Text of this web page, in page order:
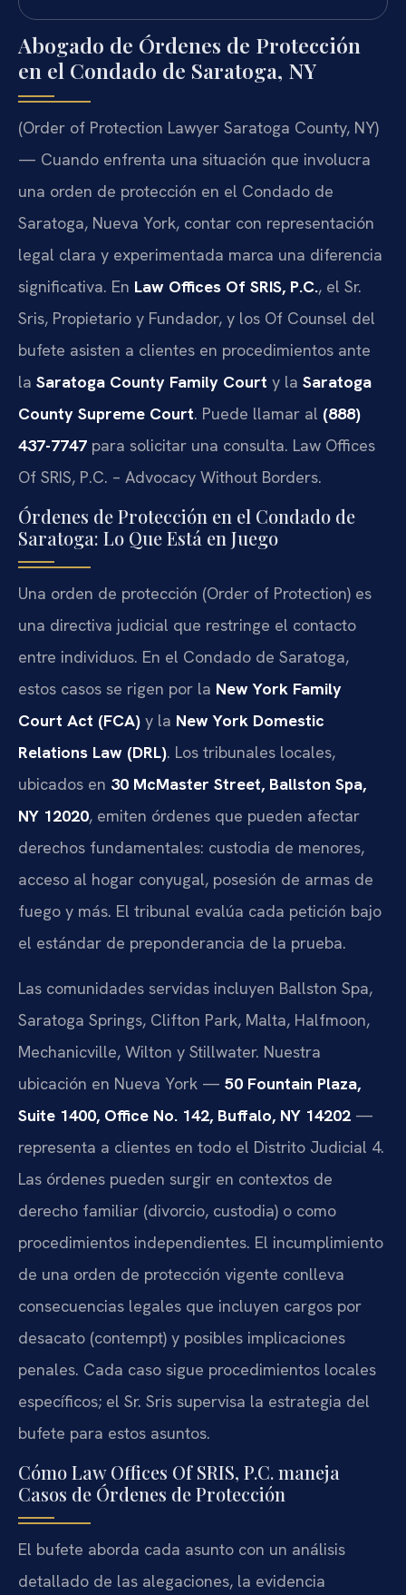
Abogado de Órdenes de Protección
en el Condado de Saratoga, NY
(Order of Protection Lawyer Saratoga County, NY)
— Cuando enfrenta una situación que involucra
una orden de protección en el Condado de
Saratoga, Nueva York, contar con representación
legal clara y experimentada marca una diferencia
significativa. En Law Offices Of SRIS, P.C., el Sr.
Sris, Propietario y Fundador, y los Of Counsel del
bufete asisten a clientes en procedimientos ante
la Saratoga County Family Court y la Saratoga
County Supreme Court. Puede llamar al (888)
437-7747 para solicitar una consulta. Law Offices
Of SRIS, P.C. – Advocacy Without Borders.
Órdenes de Protección en el Condado de
Saratoga: Lo Que Está en Juego
Una orden de protección (Order of Protection) es
una directiva judicial que restringe el contacto
entre individuos. En el Condado de Saratoga,
estos casos se rigen por la New York Family
Court Act (FCA) y la New York Domestic
Relations Law (DRL). Los tribunales locales,
ubicados en 30 McMaster Street, Ballston Spa,
NY 12020, emiten órdenes que pueden afectar
derechos fundamentales: custodia de menores,
acceso al hogar conyugal, posesión de armas de
fuego y más. El tribunal evalúa cada petición bajo
el estándar de preponderancia de la prueba.
Las comunidades servidas incluyen Ballston Spa,
Saratoga Springs, Clifton Park, Malta, Halfmoon,
Mechanicville, Wilton y Stillwater. Nuestra
ubicación en Nueva York — 50 Fountain Plaza,
Suite 1400, Office No. 142, Buffalo, NY 14202 —
representa a clientes en todo el Distrito Judicial 4.
Las órdenes pueden surgir en contextos de
derecho familiar (divorcio, custodia) o como
procedimientos independientes. El incumplimiento
de una orden de protección vigente conlleva
consecuencias legales que incluyen cargos por
desacato (contempt) y posibles implicaciones
penales. Cada caso sigue procedimientos locales
específicos; el Sr. Sris supervisa la estrategia del
bufete para estos asuntos.
Cómo Law Offices Of SRIS, P.C. maneja
Casos de Órdenes de Protección
El bufete aborda cada asunto con un análisis
detallado de las alegaciones, la evidencia